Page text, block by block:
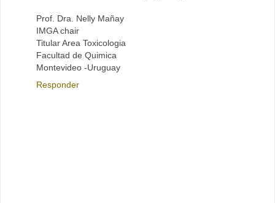
Prof. Dra. Nelly Mañay
IMGA chair
Titular Area Toxicologia
Facultad de Quimica
Montevideo -Uruguay
Responder